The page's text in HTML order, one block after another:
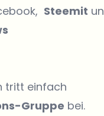
Steemit
tritt einfach
Gruppe bei.